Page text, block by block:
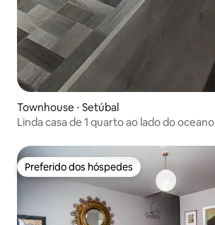
Townhouse ⋅ Setúbal
Linda casa de 1 quarto ao lado do oceano
Preferido dos hóspedes
Preferido dos hóspedes